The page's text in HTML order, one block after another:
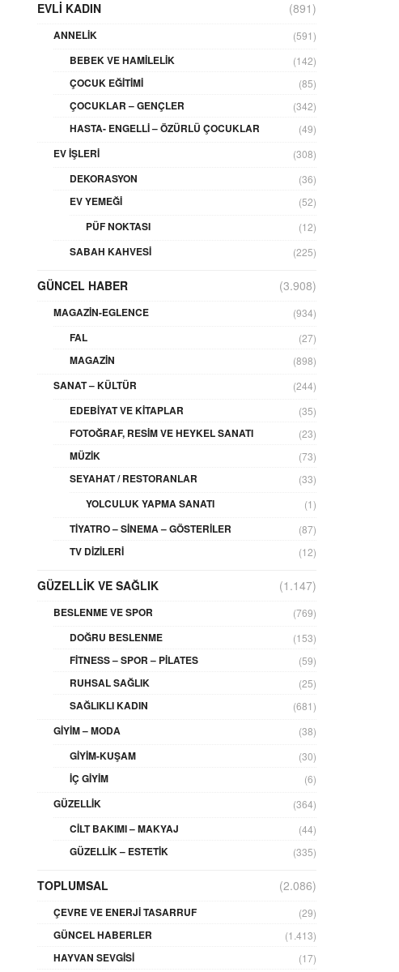
EVLI KADIN (891)
ANNELIK (591)
BEBEK VE HAMILELIK (142)
ÇOCUK EĞITIMI (85)
ÇOCUKLAR – GENÇLER (342)
HASTA- ENGELLI – ÖZÜRLÜ ÇOCUKLAR (49)
EV İŞLERI (308)
DEKORASYON (36)
EV YEMEĞI (52)
PÜF NOKTASI (12)
SABAH KAHVESI (225)
GÜNCEL HABER (3.908)
MAGAZIN-EGLENCE (934)
FAL (27)
MAGAZIN (898)
SANAT – KÜLTÜR (244)
EDEBIYAT VE KITAPLAR (35)
FOTOĞRAF, RESIM VE HEYKEL SANATI (23)
MÜZIK (73)
SEYAHAT / RESTORANLAR (33)
YOLCULUK YAPMA SANATI (1)
TIYATRO – SINEMA – GÖSTERILER (87)
TV DIZILERI (12)
GÜZELLIK VE SAĞLIK (1.147)
BESLENME VE SPOR (769)
DOĞRU BESLENME (153)
FITNESS – SPOR – PILATES (59)
RUHSAL SAĞLIK (25)
SAĞLIKLI KADIN (681)
GIYIM – MODA (38)
GIYIM-KUŞAM (30)
İÇ GIYIM (6)
GÜZELLIK (364)
CILT BAKIMI – MAKYAJ (44)
GÜZELLIK – ESTETIK (335)
TOPLUMSAL (2.086)
ÇEVRE VE ENERJI TASARRUF (29)
GÜNCEL HABERLER (1.413)
HAYVAN SEVGISI (17)